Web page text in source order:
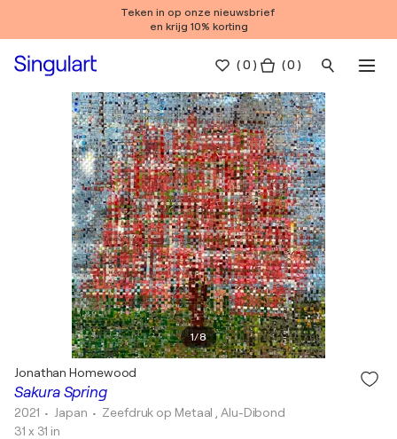
Teken in op onze nieuwsbrief
en krijg 10% korting
(0 ) ( 0 )
1/8
Sakura Spring
Jonathan Homewood
2021 • Japan • Zeefdruk op Metaal , Alu-Dibond
31 x 31 in